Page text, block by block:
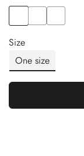
Size
One size